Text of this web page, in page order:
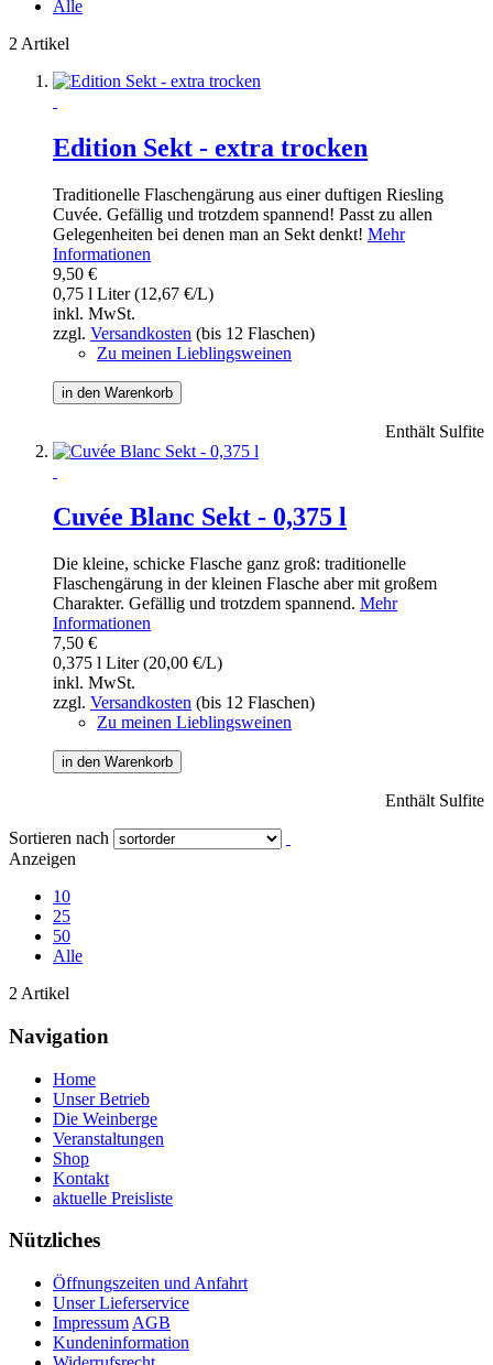
Alle
2 Artikel
Edition Sekt - extra trocken
Traditionelle Flaschengärung aus einer duftigen Riesling
Cuvée. Gefällig und trotzdem spannend! Passt zu allen
Gelegenheiten bei denen man an Sekt denkt! Mehr
Informationen
9,50 €
0,75 l Liter (12,67 €/L)
inkl. MwSt.
zzgl. Versandkosten (bis 12 Flaschen)
Zu meinen Lieblingsweinen
in den Warenkorb
Enthält Sulfite
Cuvée Blanc Sekt - 0,375 l
Die kleine, schicke Flasche ganz groß: traditionelle
Flaschengärung in der kleinen Flasche aber mit großem
Charakter. Gefällig und trotzdem spannend. Mehr
Informationen
7,50 €
0,375 l Liter (20,00 €/L)
inkl. MwSt.
zzgl. Versandkosten (bis 12 Flaschen)
Zu meinen Lieblingsweinen
in den Warenkorb
Enthält Sulfite
Sortieren nach
Anzeigen
10
25
50
Alle
2 Artikel
Navigation
Home
Unser Betrieb
Die Weinberge
Veranstaltungen
Shop
Kontakt
aktuelle Preisliste
Nützliches
Öffnungszeiten und Anfahrt
Unser Lieferservice
Impressum AGB
Kundeninformation